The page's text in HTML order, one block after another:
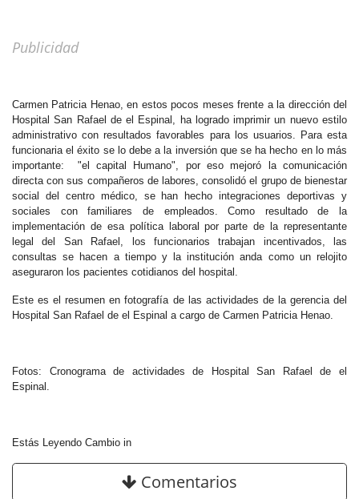
Publicidad
Carmen Patricia Henao, en estos pocos meses frente a la dirección del
Hospital San Rafael de el Espinal, ha logrado imprimir un nuevo estilo
administrativo con resultados favorables para los usuarios. Para esta
funcionaria el éxito se lo debe a la inversión que se ha hecho en lo más
importante: "el capital Humano", por eso mejoró la comunicación
directa con sus compañeros de labores, consolidó el grupo de bienestar
social del centro médico, se han hecho integraciones deportivas y
sociales con familiares de empleados. Como resultado de la
implementación de esa política laboral por parte de la representante
legal del San Rafael, los funcionarios trabajan incentivados, las
consultas se hacen a tiempo y la institución anda como un relojito
aseguraron los pacientes cotidianos del hospital.
Este es el resumen en fotografía de las actividades de la gerencia del
Hospital San Rafael de el Espinal a cargo de Carmen Patricia Henao.
Fotos: Cronograma de actividades de Hospital San Rafael de el
Espinal.
Estás Leyendo Cambio in
Comentarios